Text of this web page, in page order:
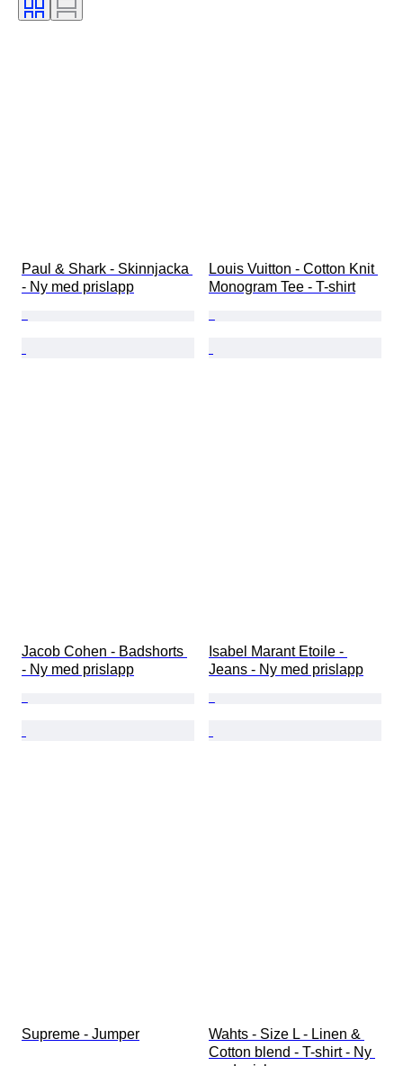
Skostorlek
Paul & Shark - Skinnjacka
- Ny med prislapp
Louis Vuitton - Cotton Knit
Monogram Tee - T-shirt
Jacob Cohen - Badshorts
- Ny med prislapp
Isabel Marant Etoile -
Jeans - Ny med prislapp
Supreme - Jumper
Wahts - Size L - Linen &
Cotton blend - T-shirt - Ny